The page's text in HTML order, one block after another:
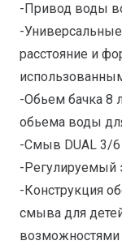
-Привод воды
-
расстояние и
-Обьем бачка 8
обьема воды
-Смыв DUAL 3/6
-
-Конструкция
смыва для
возможностями